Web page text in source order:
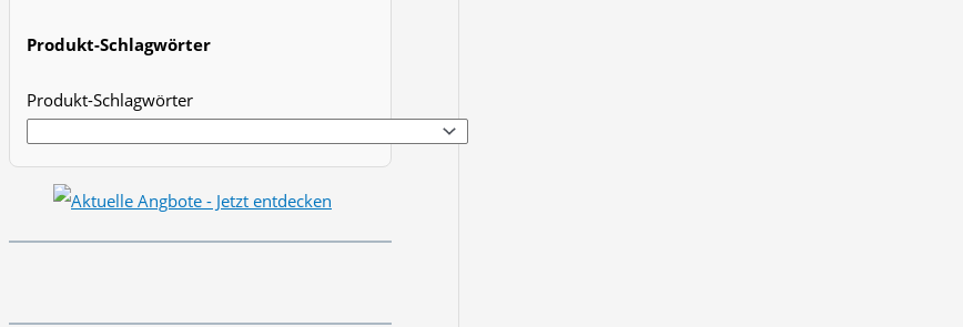
Produkt-Schlagwörter
Produkt-Schlagwörter